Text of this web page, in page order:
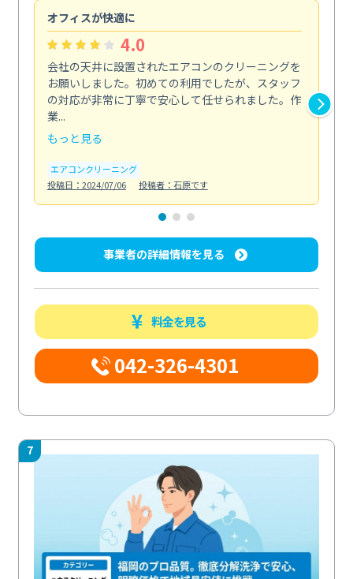
オフィスが快適に
4.0
会社の天井に設置されたエアコンのクリーニングを
お願いしました。初めての利用でしたが、スタッフ
の対応が非常に丁寧で安心して任せられました。作
業...
もっと見る
エアコンクリーニング
投稿日：2024/07/06
投稿者：石原です
事業者の詳細情報を見る
料金を見る
042-326-4301
7